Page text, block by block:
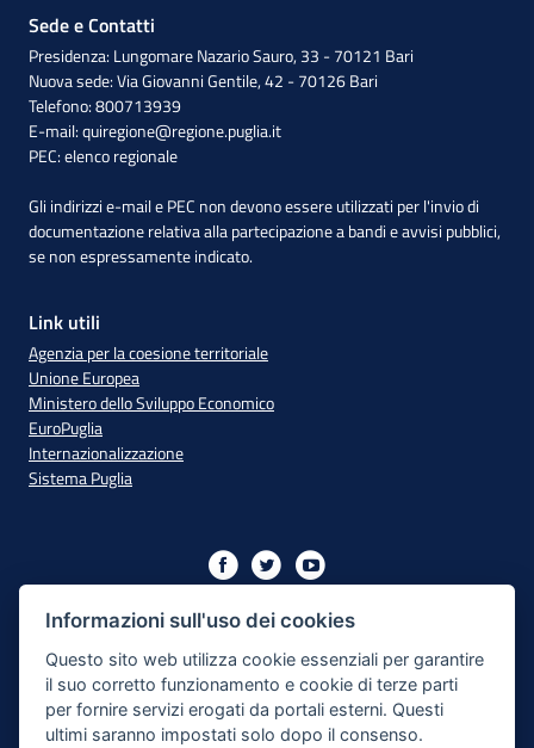
Sede e Contatti
Presidenza: Lungomare Nazario Sauro, 33 - 70121 Bari
Nuova sede: Via Giovanni Gentile, 42 - 70126 Bari
Telefono: 800713939
E-mail:quiregione@regione.puglia.it
PEC:elenco regionale
Gli indirizzi e-mail e PEC non devono essere utilizzati per l'invio di
documentazione relativa alla partecipazione a bandi e avvisi pubblici,
se non espressamente indicato.
Link utili
Agenzia per la coesione territoriale
Unione Europea
Ministero dello Sviluppo Economico
EuroPuglia
Internazionalizzazione
Sistema Puglia
XIII
Dichiarazione di Accessibilità
Note Legali
Informazioni sull'uso dei cookies
Questo sito web utilizza cookie essenziali per garantire
il suo corretto funzionamento e cookie di terze parti
per fornire servizi erogati da portali esterni. Questi
ultimi saranno impostati solo dopo il consenso.